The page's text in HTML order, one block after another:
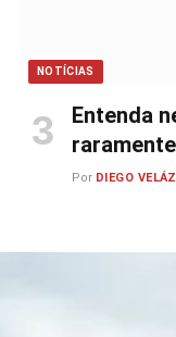
NOTÍCIAS
Entenda
Por DIEGO